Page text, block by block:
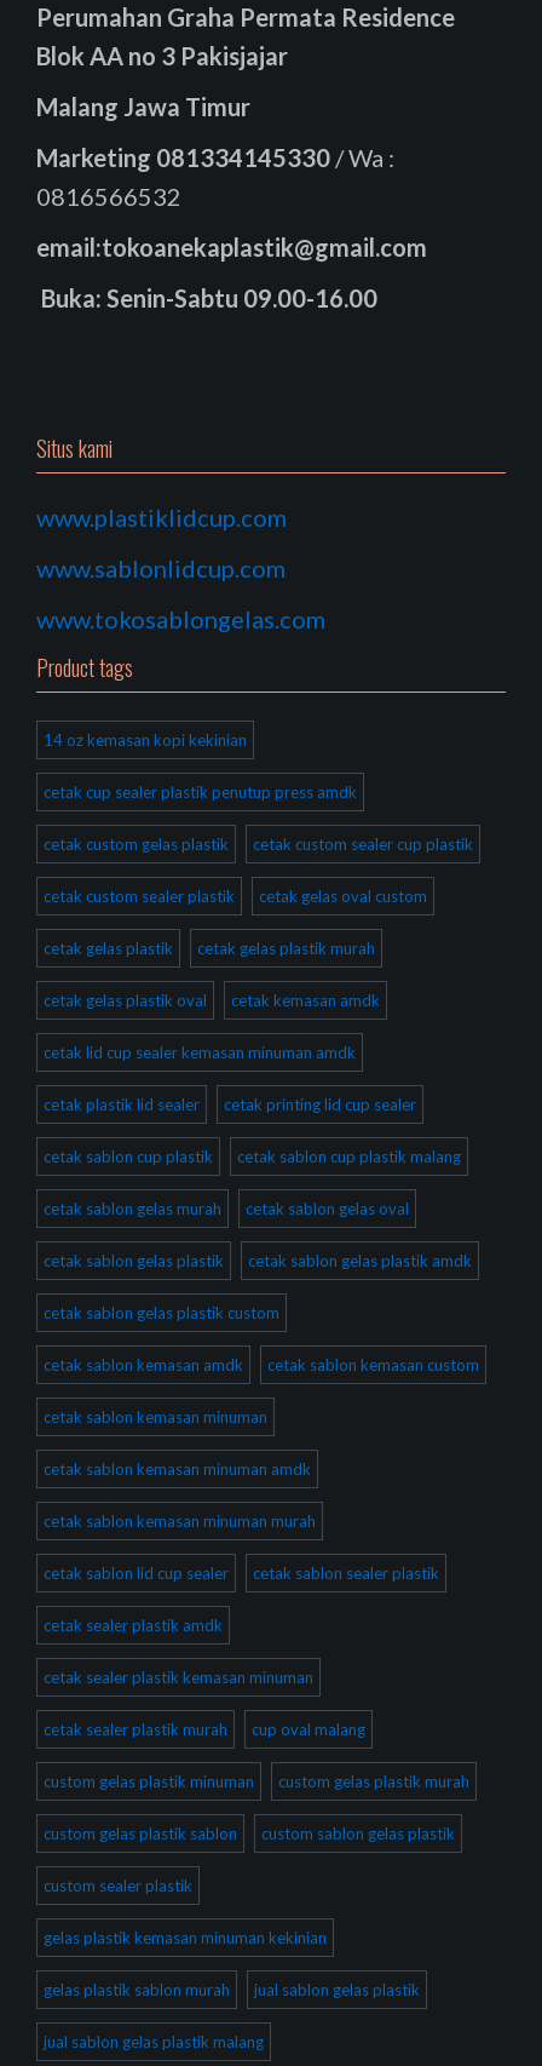
Perumahan Graha Permata Residence
Blok AA no 3 Pakisjajar
Malang Jawa Timur
Marketing 081334145330 / Wa :
0816566532
email:tokoanekaplastik@gmail.com
Buka: Senin-Sabtu 09.00-16.00
Situs kami
www.plastiklidcup.com
www.sablonlidcup.com
www.tokosablongelas.com
Product tags
14 oz kemasan kopi kekinian
cetak cup sealer plastik penutup press amdk
cetak custom gelas plastik cetak custom sealer cup plastik
cetak custom sealer plastik cetak gelas oval custom
cetak gelas plastik cetak gelas plastik murah
cetak gelas plastik oval cetak kemasan amdk
cetak lid cup sealer kemasan minuman amdk
cetak plastik lid sealer cetak printing lid cup sealer
cetak sablon cup plastik cetak sablon cup plastik malang
cetak sablon gelas murah cetak sablon gelas oval
cetak sablon gelas plastik cetak sablon gelas plastik amdk
cetak sablon gelas plastik custom
cetak sablon kemasan amdk cetak sablon kemasan custom
cetak sablon kemasan minuman
cetak sablon kemasan minuman amdk
cetak sablon kemasan minuman murah
cetak sablon lid cup sealer cetak sablon sealer plastik
cetak sealer plastik amdk
cetak sealer plastik kemasan minuman
cetak sealer plastik murah cup oval malang
custom gelas plastik minuman custom gelas plastik murah
custom gelas plastik sablon custom sablon gelas plastik
custom sealer plastik
gelas plastik kemasan minuman kekinian
gelas plastik sablon murah jual sablon gelas plastik
jual sablon gelas plastik malang